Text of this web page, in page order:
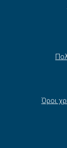
Όροι